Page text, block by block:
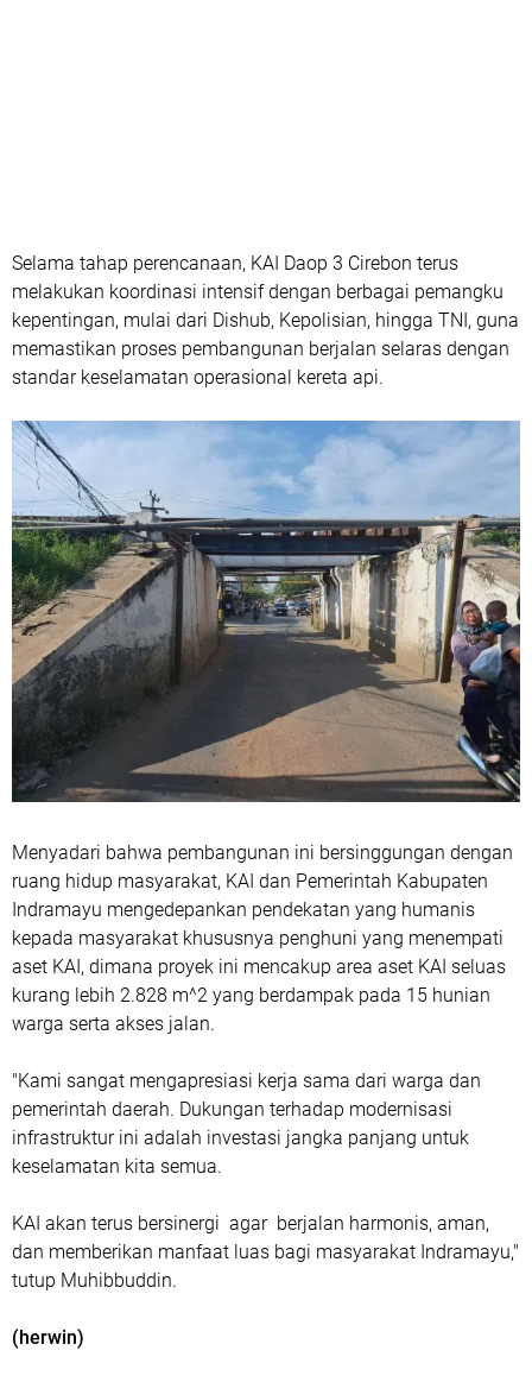
Selama tahap perencanaan, KAI Daop 3 Cirebon terus
melakukan koordinasi intensif dengan berbagai pemangku
kepentingan, mulai dari Dishub, Kepolisian, hingga TNI, guna
memastikan proses pembangunan berjalan selaras dengan
standar keselamatan operasional kereta api.
Menyadari bahwa pembangunan ini bersinggungan dengan
ruang hidup masyarakat, KAI dan Pemerintah Kabupaten
Indramayu mengedepankan pendekatan yang humanis
kepada masyarakat khususnya penghuni yang menempati
aset KAI, dimana proyek ini mencakup area aset KAI seluas
kurang lebih 2.828 m^2 yang berdampak pada 15 hunian
warga serta akses jalan.
"Kami sangat mengapresiasi kerja sama dari warga dan
pemerintah daerah. Dukungan terhadap modernisasi
infrastruktur ini adalah investasi jangka panjang untuk
keselamatan kita semua.
KAI akan terus bersinergi agar berjalan harmonis, aman,
dan memberikan manfaat luas bagi masyarakat Indramayu,"
tutup Muhibbuddin.
(herwin)